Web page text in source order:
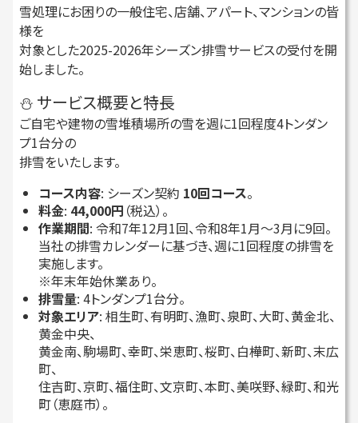
雪処理にお困りの一般住宅、店舗、アパート、マンションの皆
様を
対象とした2025-2026年シーズン排雪サービスの受付を開
始しました。
⛄ サービス概要と特長
ご自宅や建物の雪堆積場所の雪を週に1回程度4トンダン
プ1台分の
排雪をいたします。
コース内容: シーズン契約 10回コース。
料金: 44,000円 （税込）。
作業期間: 令和7年12月1回、令和8年1月〜3月に9回。
当社の排雪カレンダーに基づき、週に1回程度の排雪を
実施します。
※年末年始休業あり。
排雪量: 4トンダンプ1台分。
対象エリア: 相生町、有明町、漁町、泉町、大町、黄金北、
黄金中央、
黄金南、駒場町、幸町、栄恵町、桜町、白樺町、新町、末広
町、
住吉町、京町、福住町、文京町、本町、美咲野、緑町、和光
町（恵庭市）。